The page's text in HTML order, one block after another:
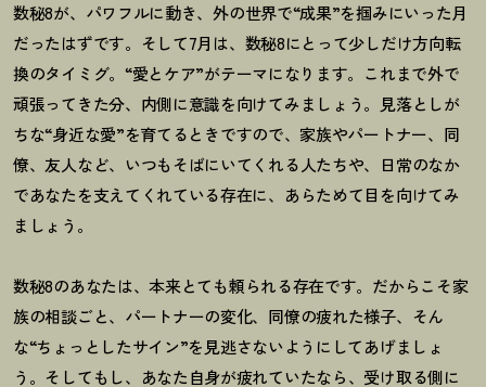
数秘8が、パワフルに動き、外の世界で“成果”を掴みにいった月
だったはずです。そして7月は、数秘8にとって少しだけ方向転
換のタイミグ。“愛とケア”がテーマになります。これまで外で
頑張ってきた分、内側に意識を向けてみましょう。見落としが
ちな“身近な愛”を育てるときですので、家族やパートナー、同
僚、友人など、いつもそばにいてくれる人たちや、日常のなか
であなたを支えてくれている存在に、あらためて目を向けてみ
ましょう。
数秘8のあなたは、本来とても頼られる存在です。だからこそ家
族の相談ごと、パートナーの変化、同僚の疲れた様子、そん
な“ちょっとしたサイン”を見逃さないようにしてあげましょ
う。そしてもし、あなた自身が疲れていたなら、受け取る側に